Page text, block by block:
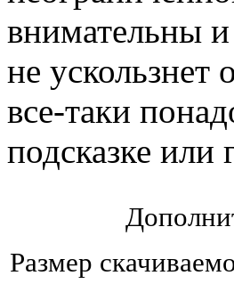
внимательны
не ускользнет
все-таки
подсказке
Размер